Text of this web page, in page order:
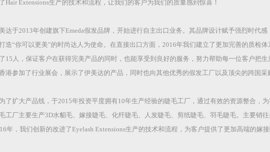
Hair Extensions生产的技术和流程，让我们的客户为我们的质量感到惊喜！
达于2013年创建旗下Emeda假发品牌，开始进行自主出口业务。其品牌设计赋予强烈时代
造“你可以更美”的时尚达人为使命。在直接出口方面，2016年我们建立了更加完善的质检
15人，保证客户在获得完美产品的同时，也能享受到良好的服务，努力帮助每一位客户把
港参加了行业展会，展示了伊美达的产品，同时也向其他优秀的假发工厂以及顶尖的跨国采
了扩大产品线，于2015年投资平度拥有10年生产经验的睫毛工厂，通过有效的资源整合，
工厂主要生产3D水貂毛、嫁接睫毛、化纤睫毛、人发睫毛、剪纸睫毛、羽毛睫毛。主要销
年，我们创新的改进了Eyelash Extensions生产的技术和流程，为客户提供了更加高端的嫁接